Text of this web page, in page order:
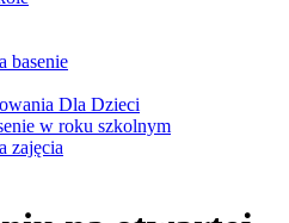
basenie
Dla Dzieci
w roku szkolnym
zajęcia